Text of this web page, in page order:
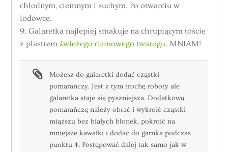
chłodnym, ciemnym i suchym. Po otwarciu w
lodówce.
9. Galaretka najlepiej smakuje na chrupiącym toście
z plastremświeżego domowego twarogu. MNIAM!
Możesz do galaretki dodać cząstki
pomarańczy. Jest z tym trochę roboty ale
galaretka staje się pyszniejsza. Dodatkową
pomarańczę należy obrać i wykroić cząstki
miąższu bez białych błonek, pokroić na
mniejsze kawałki i dodać do garnka podczas
punktu 4. Postępować dalej tak samo jak w